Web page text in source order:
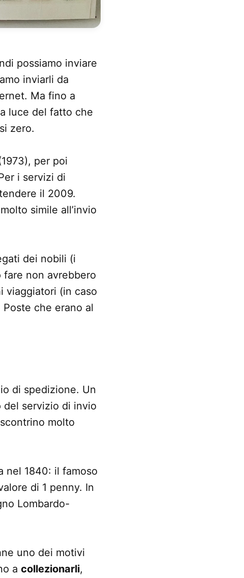
possiamo inviare
inviarli da
Ma fino a
luce del fatto che
zero.
per poi
i servizi di
il 2009.
simile all’invio
dei nobili (i
non avrebbero
viaggiatori (in caso
che erano al
di spedizione. Un
del servizio di invio
molto
nel 1840: il famoso
di 1 penny. In
Lombardo-
uno dei motivi
a collezionarli,